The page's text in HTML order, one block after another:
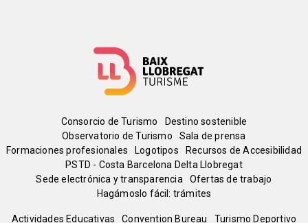
Menú
del
pie
Consorcio de Turismo
Destino sostenible
Observatorio de Turismo
Sala de prensa
Formaciones profesionales
Logotipos
Recursos de Accesibilidad
PSTD - Costa Barcelona Delta Llobregat
Sede electrónica y transparencia
Ofertas de trabajo
Hagámoslo fácil: trámites
Actividades Educativas Convention Bureau Turismo Deportivo